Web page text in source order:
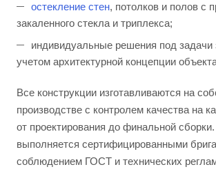
остекление стен, потолков и полов с
закаленного стекла и триплекса;
индивидуальные решения под задачи
учетом архитектурной концепции
Все конструкции изготавливаются на
производстве с контролем качества на
от проектирования до финальной
выполняется сертифицированными
соблюдением ГОСТ и технических